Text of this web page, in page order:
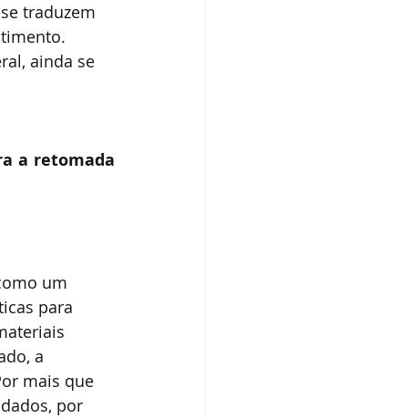
traduzem
ainda se
a retomada
um
para
a
mais que
por